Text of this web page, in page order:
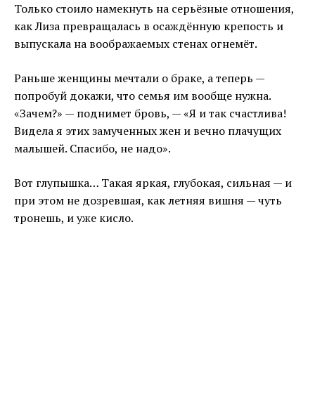
Только стоило намекнуть на серьёзные отношения,
как Лиза превращалась в осаждённую крепость и
выпускала на воображаемых стенах огнемёт.
Раньше женщины мечтали о браке, а теперь —
попробуй докажи, что семья им вообще нужна.
«Зачем?» — поднимет бровь, — «Я и так счастлива!
Видела я этих замученных жен и вечно плачущих
малышей. Спасибо, не надо».
Вот глупышка… Такая яркая, глубокая, сильная — и
при этом не дозревшая, как летняя вишня — чуть
тронешь, и уже кисло.